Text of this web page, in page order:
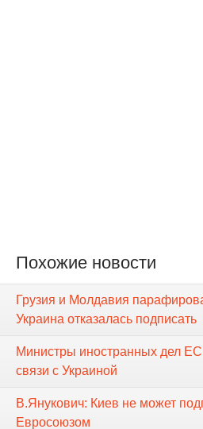
Похожие новости
Грузия и Молдавия
Украина отказалась подписать
Министры иностранных дел ЕС
связи с Украиной
В.Янукович: Киев не может
Евросоюзом